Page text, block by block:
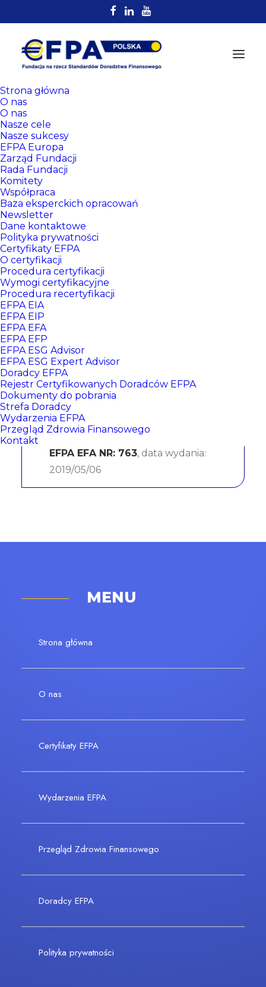
Strona główna
O nas
O nas
Nasze cele
Nasze sukcesy
EFPA Europa
Zarząd Fundacji
Rada Fundacji
Komitety
Współpraca
Baza eksperckich opracowań
Newsletter
Dane kontaktowe
Polityka prywatności
Certyfikaty EFPA
O certyfikacji
Procedura certyfikacji
Wymogi certyfikacyjne
Procedura recertyfikacji
EFPA EIA
EFPA EIP
EFPA EFA
EFPA EFP
EFPA ESG Advisor
EFPA ESG Expert Advisor
Doradcy EFPA
Rejestr Certyfikowanych Doradców EFPA
Dokumenty do pobrania
Strefa Doradcy
Wydarzenia EFPA
Przegląd Zdrowia Finansowego
Kontakt
Rejestr
Certyfikowanych
Doradców EFPA
Łukasz Kozieł
ING Bank Śląski S.A.
CERTYFIKATY:
EFPA EFA NR: 763, data wydania:
2019/05/06
MENU
Strona główna
O nas
Certyfikaty EFPA
Wydarzenia EFPA
Przegląd Zdrowia Finansowego
Doradcy EFPA
Polityka prywatności